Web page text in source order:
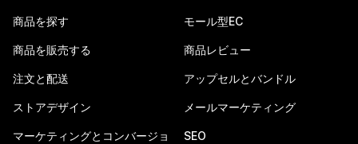
商品を探す
商品を販売する
注文と配送
ストアデザイン
マーケティングとコンバージョ
モール型EC
商品レビュー
アップセルとバンドル
メールマーケティング
SEO